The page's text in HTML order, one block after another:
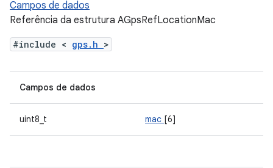
Campos de dados
Referência da estrutura AGpsRefLocationMac
#include < gps.h >
Campos de dados
uint8_t mac [6]